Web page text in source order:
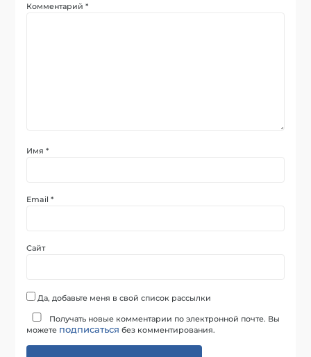
Комментарий*
Имя*
Email*
Сайт
Да, добавьте меня в свой список рассылки
Получать новые комментарии по электронной почте. Вы
можете подписаться без комментирования.